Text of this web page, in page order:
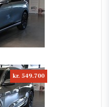
kr. 549.700